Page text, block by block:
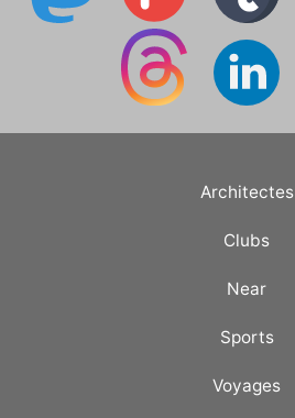
Architectes
Clubs
Near
Sports
Voyages